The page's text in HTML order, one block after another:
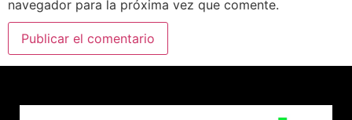
navegador para la próxima vez que comente.